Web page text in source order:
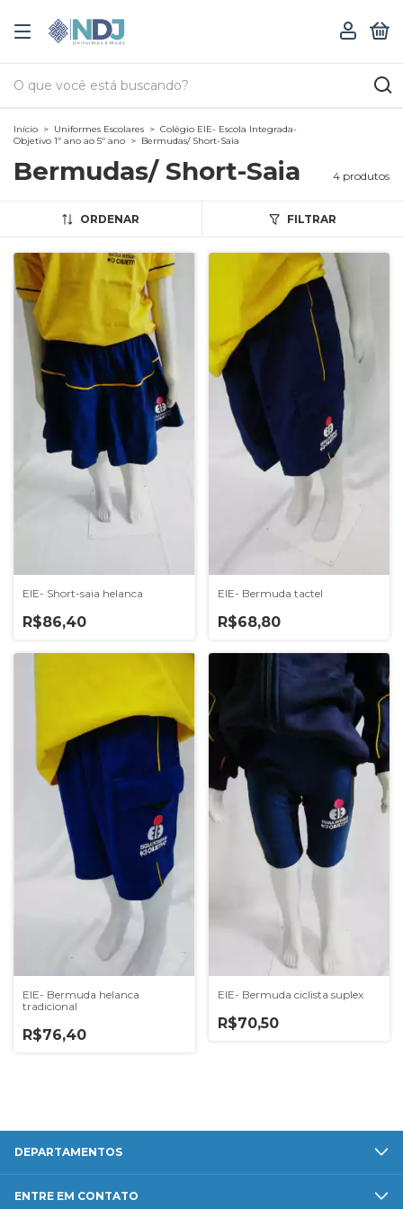
Início > Uniformes Escolares > Colégio EIE- Escola Integrada-
Objetivo 1º ano ao 5º ano > Bermudas/ Short-Saia
Bermudas/ Short-Saia 4 produtos
ORDENAR FILTRAR
EIE- Short-saia helanca
R$86,40
EIE- Bermuda tactel
R$68,80
EIE- Bermuda helanca
tradicional
R$76,40
EIE- Bermuda ciclista suplex
R$70,50
DEPARTAMENTOS
ENTRE EM CONTATO